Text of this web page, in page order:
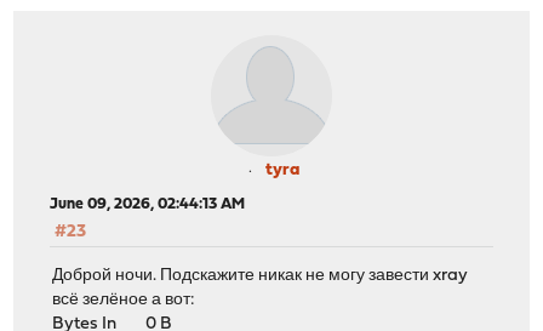
tyra
June 09, 2026, 02:44:13 AM
#23
Доброй ночи. Подскажите никак не могу завести xray
всё зелёное а вот:
Bytes In 0 B